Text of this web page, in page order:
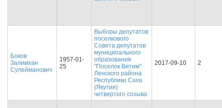
Боков
Залимхан
Сулейманович
1957-01-
25
Выборы депутатов
поселкового
Совета депутатов
муниципального
образования
"Поселок Витим"
Ленского района
Республики Саха
(Якутия)
четвертого созыва
2017-09-10 2